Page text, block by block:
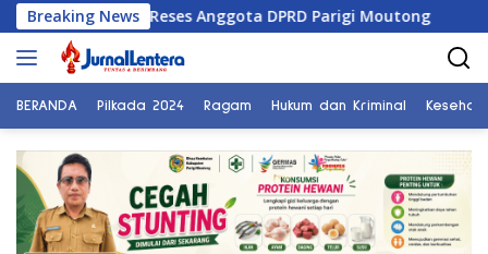
Langsung
ke
konten
Breaking News
Sungai di Reses Anggota DPRD Parigi Moutong
BERANDA Pilkada 2024 Ragam Hukum dan Kriminal